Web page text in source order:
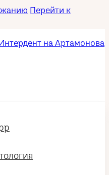
Перейти к